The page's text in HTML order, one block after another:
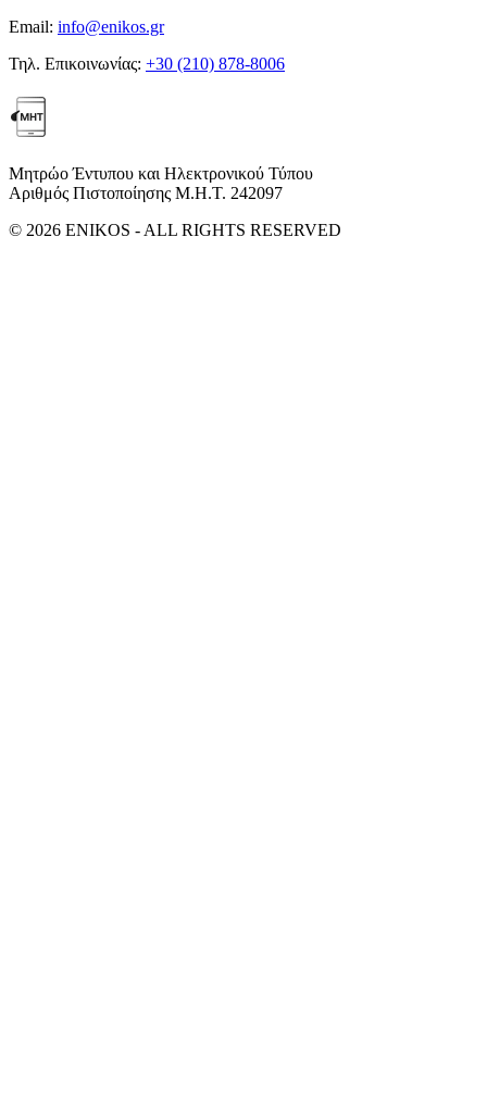
Email: info@enikos.gr
Τηλ. Επικοινωνίας: +30 (210) 878-8006
Μητρώο Έντυπου και Ηλεκτρονικού Τύπου
Αριθμός Πιστοποίησης Μ.Η.Τ. 242097
© 2026 ENIKOS - ALL RIGHTS RESERVED